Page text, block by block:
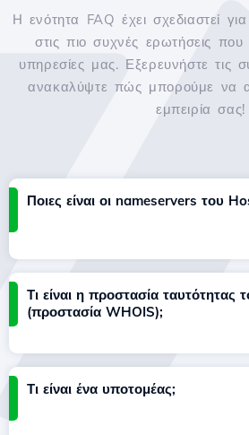
Η ενότητα FAQ έχει σχεδιαστεί
στις πιο συχνές ερωτήσεις που
υπηρεσίες μας. Εξερευνήστε τις
ανακαλύψτε πώς μπορούμε να
εμπειρία σας!
Ποιες είναι οι nameservers του
Τι είναι η προστασία ταυτότητας
(προστασία WHOIS);
Τι είναι ένα υποτομέας;